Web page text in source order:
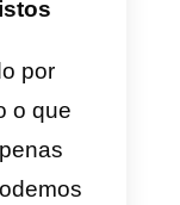
se é nossa